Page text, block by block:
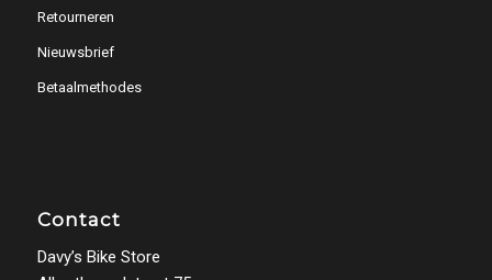
Retourneren
Nieuwsbrief
Betaalmethodes
Contact
Davy’s Bike Store